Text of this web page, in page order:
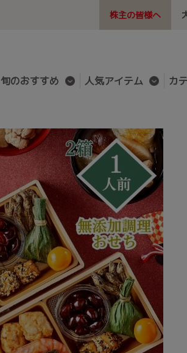
株主の皆様へ
旬のおすすめ 人気アイテム カ